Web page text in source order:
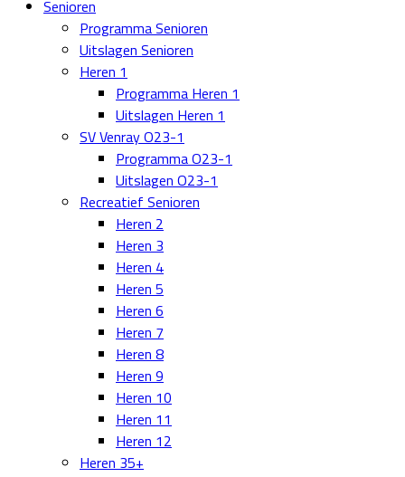
Senioren
Programma Senioren
Uitslagen Senioren
Heren 1
Programma Heren 1
Uitslagen Heren 1
SV Venray O23-1
Programma O23-1
Uitslagen O23-1
Recreatief Senioren
Heren 2
Heren 3
Heren 4
Heren 5
Heren 6
Heren 7
Heren 8
Heren 9
Heren 10
Heren 11
Heren 12
Heren 35+